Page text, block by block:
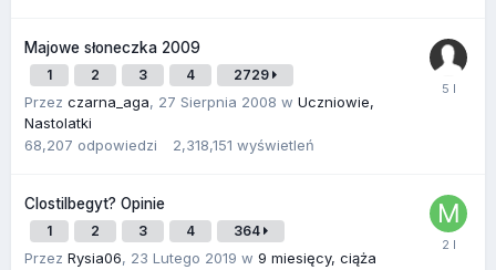
Majowe słoneczka 2009
1 2 3 4 2729
Przez czarna_aga, 27 Sierpnia 2008 w Uczniowie,
Nastolatki
68,207 odpowiedzi 2,318,151 wyświetleń
Clostilbegyt? Opinie
1 2 3 4 364
Przez Rysia06, 23 Lutego 2019 w 9 miesięcy, ciąża